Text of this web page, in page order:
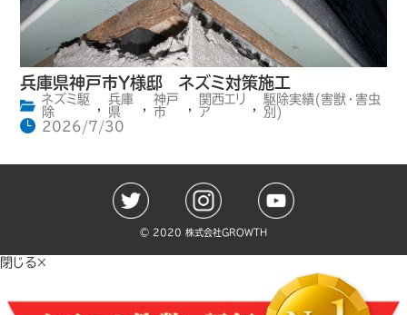
兵庫県神戸市Y様邸 ネズミ対策施工
ネズミ駆
除
,
兵庫
県
,
神戸
市
,
関西エリ
ア
,
駆除実績(害獣・害虫
別)
2026/7/30
©️ 2020 株式会社GROWTH
閉じる×